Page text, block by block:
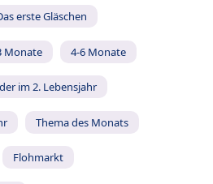
erste Gläschen
Monate 4-6 Monate
im 2. Lebensjahr
Thema des Monats
Flohmarkt